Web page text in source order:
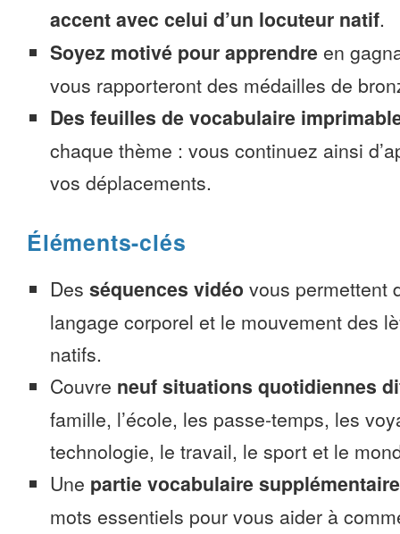
accent avec celui d’un locuteur natif.
Soyez motivé pour apprendre en
vous rapporteront des médailles de
Des feuilles de vocabulaire
chaque thème : vous continuez ainsi
vos déplacements.
Éléments-clés
Des séquences vidéo vous permettent
langage corporel et le mouvement des
natifs.
Couvre neuf situations quotidiennes
famille, l’école, les passe-temps, les
technologie, le travail, le sport et le
Une partie vocabulaire supplémentaire
mots essentiels pour vous aider à